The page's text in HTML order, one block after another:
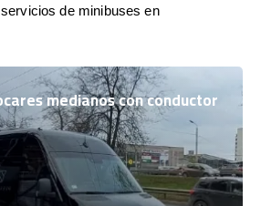
de minibuses en
medianos con conductor